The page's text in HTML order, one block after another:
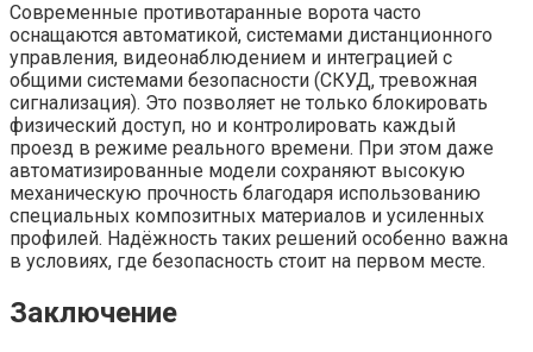
Современные противотаранные ворота часто
оснащаются автоматикой, системами дистанционного
управления, видеонаблюдением и интеграцией с
общими системами безопасности (СКУД, тревожная
сигнализация). Это позволяет не только блокировать
физический доступ, но и контролировать каждый
проезд в режиме реального времени. При этом даже
автоматизированные модели сохраняют высокую
механическую прочность благодаря использованию
специальных композитных материалов и усиленных
профилей. Надёжность таких решений особенно важна
в условиях, где безопасность стоит на первом месте.
Заключение